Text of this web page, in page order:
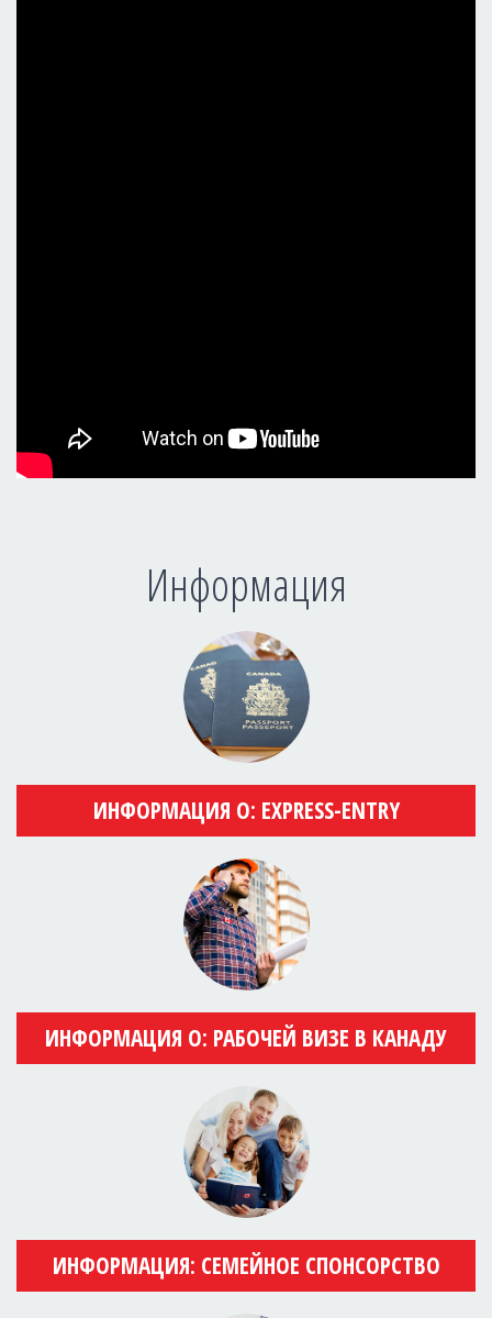
Информация
ИНФОРМАЦИЯ О: EXPRESS-ENTRY
ИНФОРМАЦИЯ О: РАБОЧЕЙ ВИЗЕ В КАНАДУ
ИНФОРМАЦИЯ: СЕМЕЙНОЕ СПОНСОРСТВО